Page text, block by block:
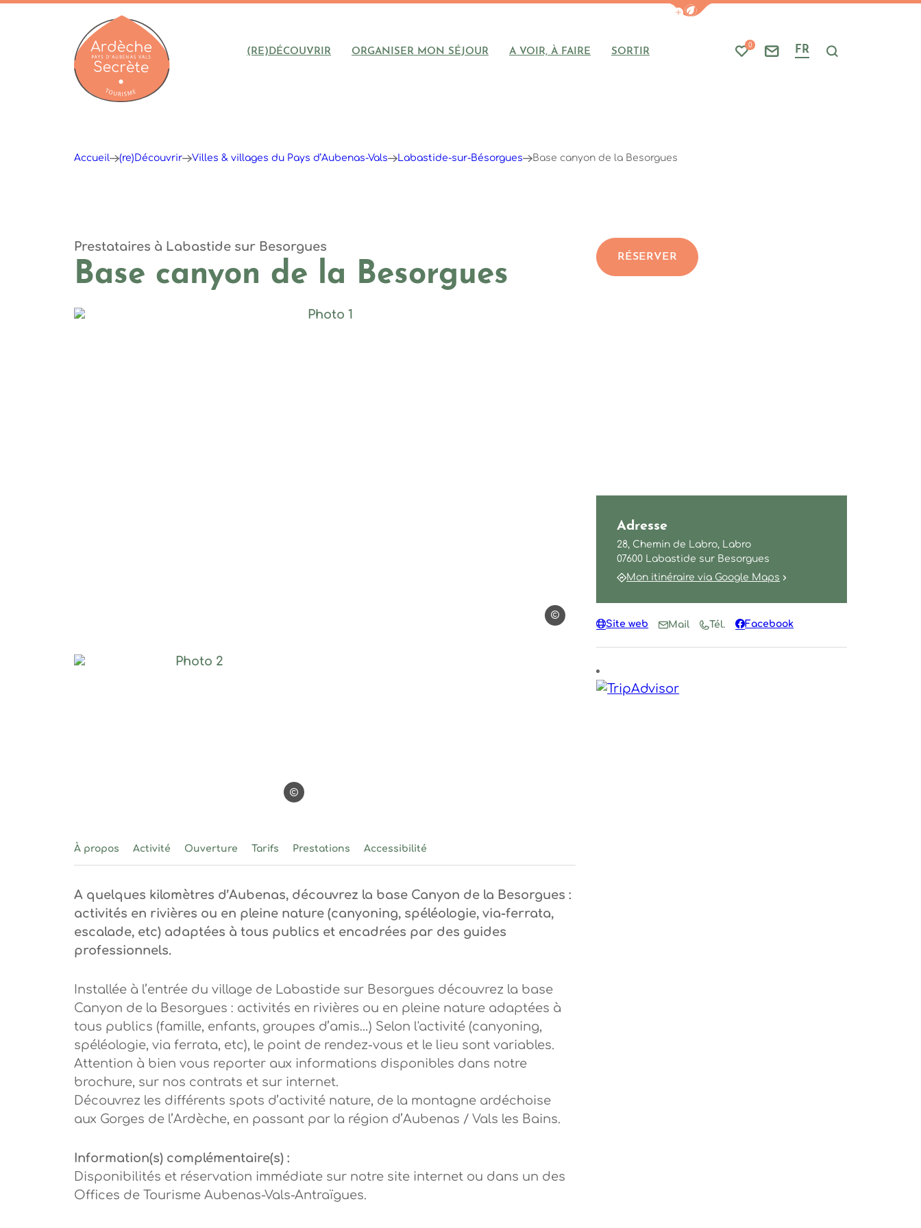
Afficher la barre de navigation du
(RE)DÉCOUVRIR ORGANISER MON SÉJOUR A VOIR, À FAIRE SORTIR Mes favoris
0
Nous contacter
FR Je recherche
Accueil (re)Découvrir Villes & villages du Pays d’Aubenas-Vals Labastide-sur-Bésorgues Base canyon de la Besorgues
Prestataires à Labastide sur Besorgues
Base canyon de la Besorgues
Photo 1, © Philippe Roux
Philippe Roux
Photo 2, © Base Canyon de la Besorgues
Base Canyon de la Besorgues
À propos Activité Ouverture Tarifs Prestations Accessibilité
A quelques kilomètres d’Aubenas, découvrez la base Canyon de la Besorgues :
activités en rivières ou en pleine nature (canyoning, spéléologie, via-ferrata,
escalade, etc) adaptées à tous publics et encadrées par des guides
professionnels.
Installée à l’entrée du village de Labastide sur Besorgues découvrez la base
Canyon de la Besorgues : activités en rivières ou en pleine nature adaptées à
tous publics (famille, enfants, groupes d’amis…) Selon l'activité (canyoning,
spéléologie, via ferrata, etc), le point de rendez-vous et le lieu sont variables.
Attention à bien vous reporter aux informations disponibles dans notre
brochure, sur nos contrats et sur internet.
Découvrez les différents spots d’activité nature, de la montagne ardéchoise
aux Gorges de l’Ardèche, en passant par la région d’Aubenas / Vals les Bains.
Information(s) complémentaire(s) :
Disponibilités et réservation immédiate sur notre site internet ou dans un des
Offices de Tourisme Aubenas-Vals-Antraïgues.
RÉSERVER
Adresse
28, Chemin de Labro, Labro
07600 Labastide sur Besorgues
Mon itinéraire via Google Maps
Site web Mail Tél. Facebook